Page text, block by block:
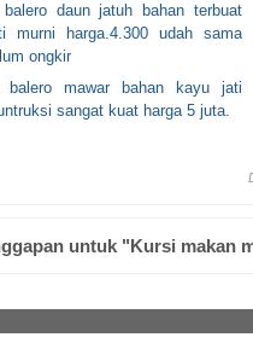
daun jatuh bahan terbuat
murni harga.4.300 udah sama
ongkir
balero mawar bahan kayu jati
sangat kuat harga 5 juta.
untuk "Kursi makan